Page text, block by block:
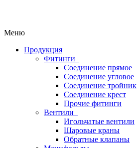
Меню
Продукция
Фитинги
Соединение прямое
Соединение угловое
Соединение тройник
Соединение крест
Прочие фитинги
Вентили
Игольчатые вентили
Шаровые краны
Обратные клапаны